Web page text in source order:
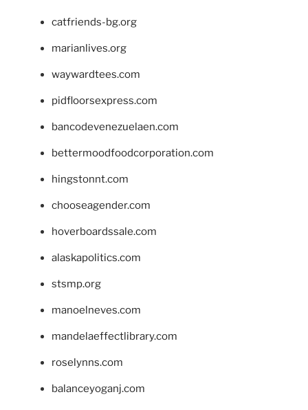
catfriends-bg.org
marianlives.org
waywardtees.com
pidfloorsexpress.com
bancodevenezuelaen.com
bettermoodfoodcorporation.com
hingstonnt.com
chooseagender.com
hoverboardssale.com
alaskapolitics.com
stsmp.org
manoelneves.com
mandelaeffectlibrary.com
roselynns.com
balanceyoganj.com